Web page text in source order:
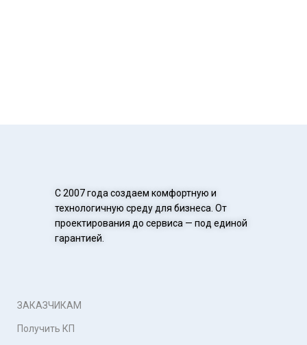
С 2007 года создаем комфортную и
технологичную среду для бизнеса. От
проектирования до сервиса — под единой
гарантией.
ЗАКАЗЧИКАМ
Получить КП